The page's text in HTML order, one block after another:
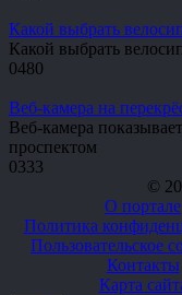
Какой выбрать
Какой выбрать
0480
Веб-камера на
Веб-камера
проспектом
0333
©
О портале
Политика
Пользовательское
Контакты
Карта